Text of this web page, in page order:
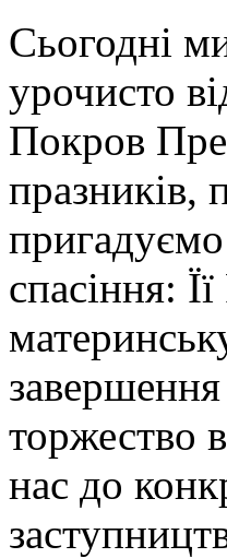
Сьогодні
урочисто
Покров
празників,
спасіння:
торжество
нас до